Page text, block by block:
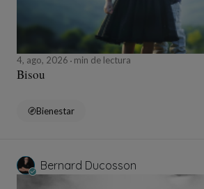
4, ago, 2026 min de lectura
Bisou
Bienestar
Bernard Ducosson